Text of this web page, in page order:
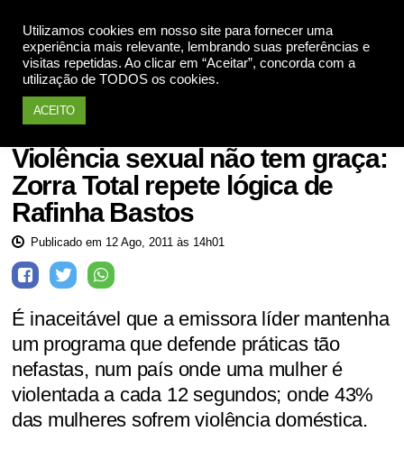
Utilizamos cookies em nosso site para fornecer uma
experiência mais relevante, lembrando suas preferências e
visitas repetidas. Ao clicar em “Aceitar”, concorda com a
utilização de TODOS os cookies.
ACEITO
Mulheres violadas
Violência sexual não tem graça:
Zorra Total repete lógica de
Rafinha Bastos
Publicado em 12 Ago, 2011 às 14h01
É inaceitável que a emissora líder mantenha
um programa que defende práticas tão
nefastas, num país onde uma mulher é
violentada a cada 12 segundos; onde 43%
das mulheres sofrem violência doméstica.